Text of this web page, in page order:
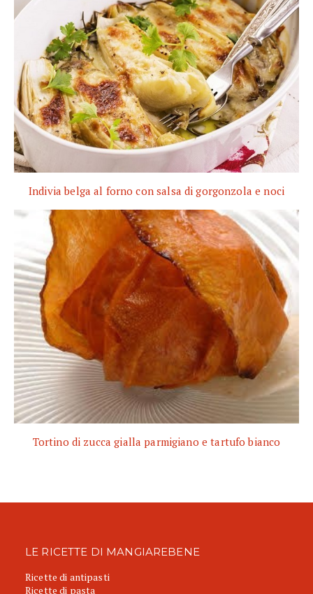
Indivia belga al forno con salsa di gorgonzola e noci
Tortino di zucca gialla parmigiano e tartufo bianco
LE RICETTE DI MANGIAREBENE
Ricette di antipasti
Ricette di pasta